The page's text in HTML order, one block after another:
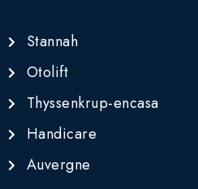
Stannah
Otolift
Thyssenkrup-encasa
Handicare
Auvergne